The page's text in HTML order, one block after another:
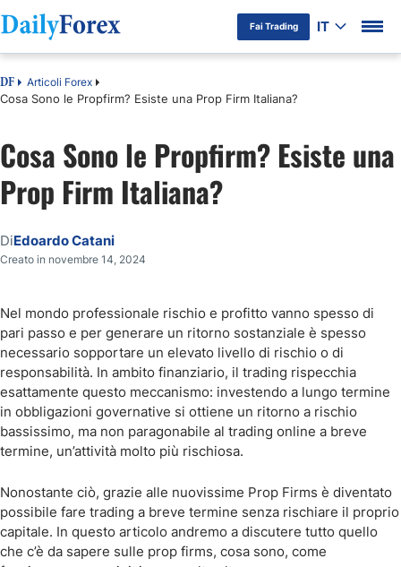
Fai Trading IT
DF Articoli Forex
Cosa Sono le Propfirm? Esiste una Prop Firm Italiana?
Cosa Sono le Propfirm? Esiste una
Prop Firm Italiana?
DiEdoardo Catani
Creato in novembre 14, 2024
Nel mondo professionale rischio e profitto vanno spesso di
pari passo e per generare un ritorno sostanziale è spesso
necessario sopportare un elevato livello di rischio o di
responsabilità. In ambito finanziario, il trading rispecchia
esattamente questo meccanismo: investendo a lungo termine
in obbligazioni governative si ottiene un ritorno a rischio
bassissimo, ma non paragonabile al trading online a breve
termine, un’attività molto più rischiosa.
Nonostante ciò, grazie alle nuovissime Prop Firms è diventato
possibile fare trading a breve termine senza rischiare il proprio
capitale. In questo articolo andremo a discutere tutto quello
che c’è da sapere sulle prop firms, cosa sono, come